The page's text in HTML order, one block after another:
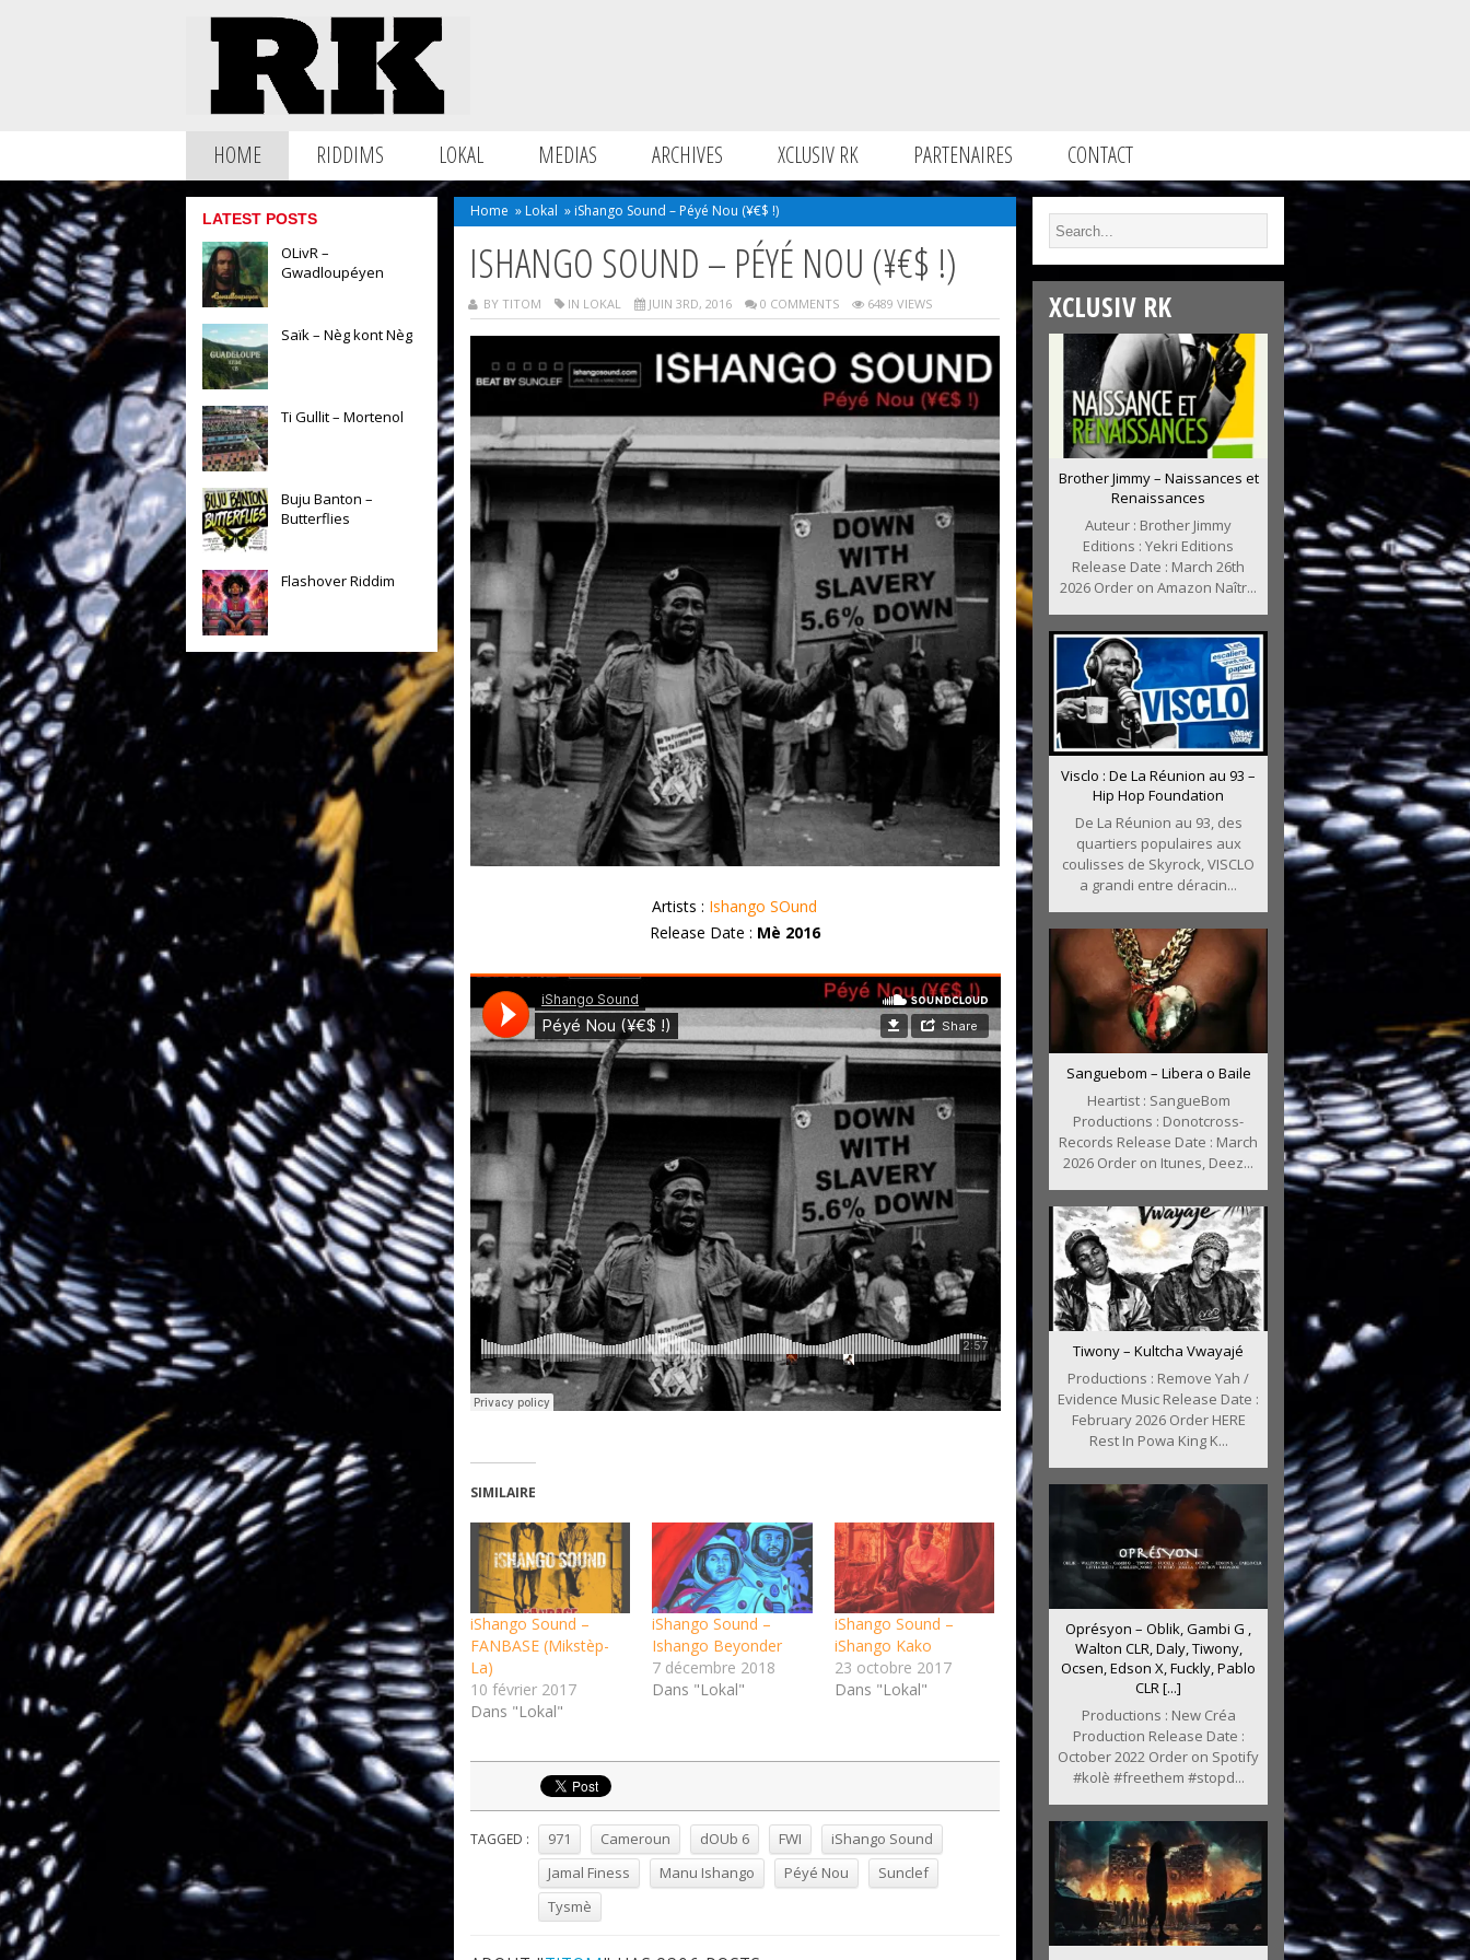
HOME RIDDIMS LOKAL MEDIAS ARCHIVES XCLUSIV RK PARTENAIRES CONTACT
LATEST POSTS
OLivR –
Gwadloupéyen
Saïk – Nèg kont Nèg
Ti Gullit – Mortenol
Buju Banton –
Butterflies
Flashover Riddim
Home » Lokal » iShango Sound – Péyé Nou (¥€$ !)
ISHANGO SOUND – PÉYÉ NOU (¥€$ !)
BY TITOM IN LOKAL JUIN 3RD, 2016 0 COMMENTS 6489 VIEWS
Artists : Ishango SOund
Release Date : Mè 2016
SIMILAIRE
iShango Sound –
FANBASE (Mikstèp-
La)
10 février 2017
Dans "Lokal"
iShango Sound –
Ishango Beyonder
7 décembre 2018
Dans "Lokal"
iShango Sound –
iShango Kako
23 octobre 2017
Dans "Lokal"
TAGGED : 971 Cameroun dOUb 6 FWI
iShango Sound
Jamal Finess
Manu Ishango Péyé Nou
Sunclef
Tysmè
XCLUSIV RK
Brother Jimmy – Naissances et
Renaissances
Auteur : Brother Jimmy
Editions : Yekri Editions
Release Date : March 26th
2026 Order on Amazon Naîtr...
Visclo : De La Réunion au 93 –
Hip Hop Foundation
De La Réunion au 93, des
quartiers populaires aux
coulisses de Skyrock, VISCLO
a grandi entre déracin...
Sanguebom – Libera o Baile
Heartist : SangueBom
Productions : Donotcross-
Records Release Date : March
2026 Order on Itunes, Deez...
Tiwony – Kultcha Vwayajé
Productions : Remove Yah /
Evidence Music Release Date :
February 2026 Order HERE
Rest In Powa King K...
Oprésyon – Oblik, Gambi G ,
Walton CLR, Daly, Tiwony,
Ocsen, Edson X, Fuckly, Pablo
CLR [...]
Productions : New Créa
Production Release Date :
October 2022 Order on Spotify
#kolè #freethem #stopd...